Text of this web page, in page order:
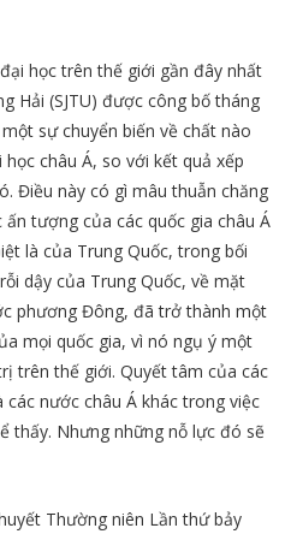
học trên thế giới gần đây nhất
Hải (SJTU) được công bố tháng
sự chuyển biến về chất nào
châu Á, so với kết quả xếp
Điều này có gì mâu thuẫn chăng
tượng của các quốc gia châu Á
là của Trung Quốc, trong bối
dậy của Trung Quốc, về mặt
phương Đông, đã trở thành một
mọi quốc gia, vì nó ngụ ý một
trên thế giới. Quyết tâm của các
nước châu Á khác trong việc
thấy. Nhưng những nỗ lực đó sẽ
Thường niên Lần thứ bảy